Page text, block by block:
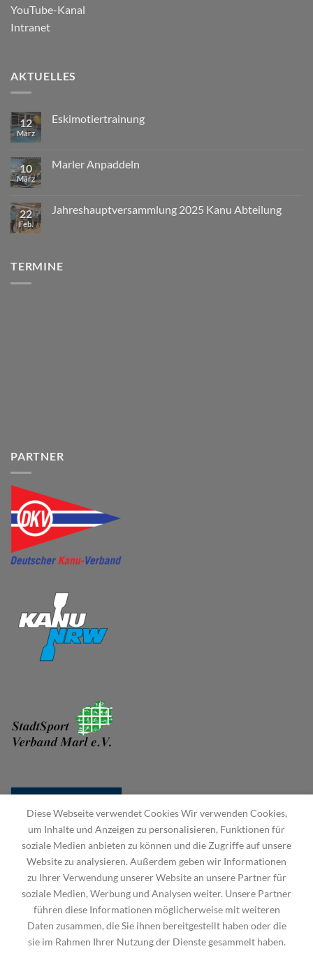
YouTube-Kanal
Intranet
AKTUELLES
12
März
Eskimotiertrainung
10
März
Marler Anpaddeln
22
Feb.
Jahreshauptversammlung 2025 Kanu Abteilung
TERMINE
PARTNER
STARTSEITE HAUPTVEREIN
DEUTSCHER KANU-VERBAND
Diese Webseite verwendet Cookies Wir verwenden Cookies,
um Inhalte und Anzeigen zu personalisieren, Funktionen für
soziale Medien anbieten zu können und die Zugriffe auf unsere
Website zu analysieren. Außerdem geben wir Informationen
zu Ihrer Verwendung unserer Website an unsere Partner für
soziale Medien, Werbung und Analysen weiter. Unsere Partner
führen diese Informationen möglicherweise mit weiteren
Daten zusammen, die Sie ihnen bereitgestellt haben oder die
sie im Rahmen Ihrer Nutzung der Dienste gesammelt haben.